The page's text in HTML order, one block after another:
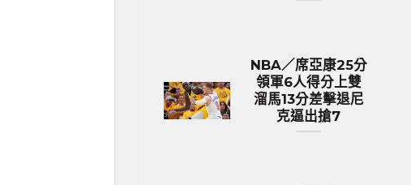
NBA／席亞康25分
領軍6人得分上雙
溜馬13分差擊退尼
克逼出搶7